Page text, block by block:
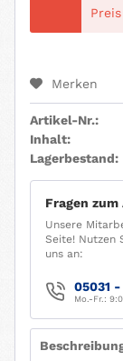
Merken
Artikel-Nr.:
Inhalt:
Lagerbestand:
Fragen
Unsere
Seite! Nutzen
uns an:
05031 -
Mo.-Fr.: